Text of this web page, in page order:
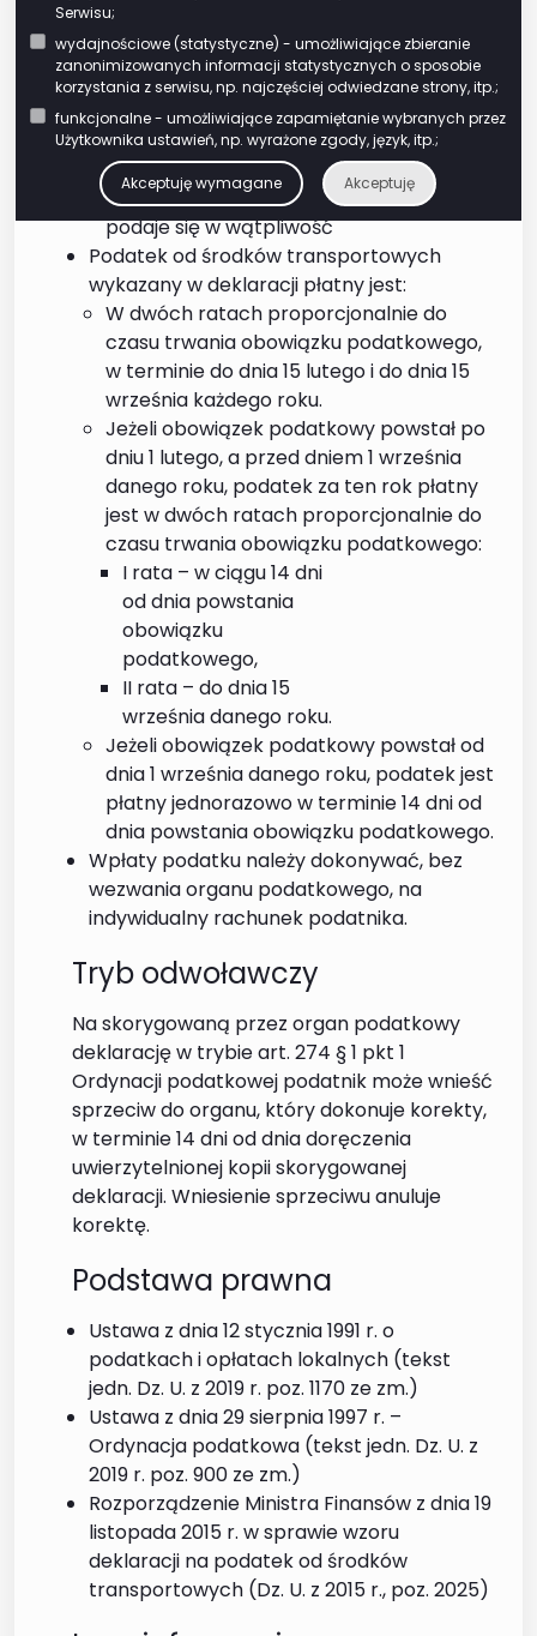
Serwisu;
wydajnościowe (statystyczne) - umożliwiające zbieranie
zanonimizowanych informacji statystycznych o sposobie
korzystania z serwisu, np. najczęściej odwiedzane strony, itp.;
funkcjonalne - umożliwiające zapamiętanie wybranych przez
Użytkownika ustawień, np. wyrażone zgody, język, itp.;
Akceptuję wymagane Akceptuję
składającego deklarację
o jej skorygowanie oraz
złożenie niezbędnych
wyjaśnień, wskazując
przyczyny, z powodu
których informacje
zawarte w deklaracji
podaje się w wątpliwość
Podatek od środków transportowych
wykazany w deklaracji płatny jest:
W dwóch ratach proporcjonalnie do
czasu trwania obowiązku podatkowego,
w terminie do dnia 15 lutego i do dnia 15
września każdego roku.
Jeżeli obowiązek podatkowy powstał po
dniu 1 lutego, a przed dniem 1 września
danego roku, podatek za ten rok płatny
jest w dwóch ratach proporcjonalnie do
czasu trwania obowiązku podatkowego:
I rata – w ciągu 14 dni
od dnia powstania
obowiązku
podatkowego,
II rata – do dnia 15
września danego roku.
Jeżeli obowiązek podatkowy powstał od
dnia 1 września danego roku, podatek jest
płatny jednorazowo w terminie 14 dni od
dnia powstania obowiązku podatkowego.
Wpłaty podatku należy dokonywać, bez
wezwania organu podatkowego, na
indywidualny rachunek podatnika.
Tryb odwoławczy
Na skorygowaną przez organ podatkowy
deklarację w trybie art. 274 § 1 pkt 1
Ordynacji podatkowej podatnik może wnieść
sprzeciw do organu, który dokonuje korekty,
w terminie 14 dni od dnia doręczenia
uwierzytelnionej kopii skorygowanej
deklaracji. Wniesienie sprzeciwu anuluje
korektę.
Podstawa prawna
Ustawa z dnia 12 stycznia 1991 r. o
podatkach i opłatach lokalnych (tekst
jedn. Dz. U. z 2019 r. poz. 1170 ze zm.)
Ustawa z dnia 29 sierpnia 1997 r. –
Ordynacja podatkowa (tekst jedn. Dz. U. z
2019 r. poz. 900 ze zm.)
Rozporządzenie Ministra Finansów z dnia 19
listopada 2015 r. w sprawie wzoru
deklaracji na podatek od środków
transportowych (Dz. U. z 2015 r., poz. 2025)